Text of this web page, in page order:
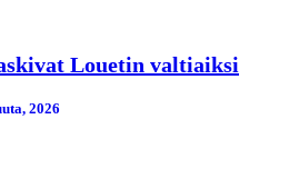
Louetin valtiaiksi
2026